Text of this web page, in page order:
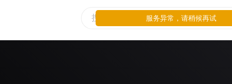
服务异常，请稍候再试